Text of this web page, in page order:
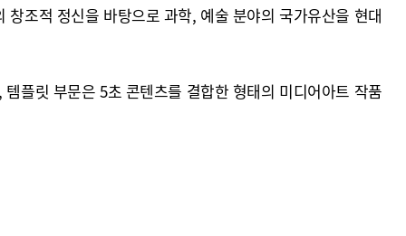
조적 정신을 바탕으로 과학, 예술 분야의 국가유산을 현대
플릿 부문은 5초 콘텐츠를 결합한 형태의 미디어아트 작품